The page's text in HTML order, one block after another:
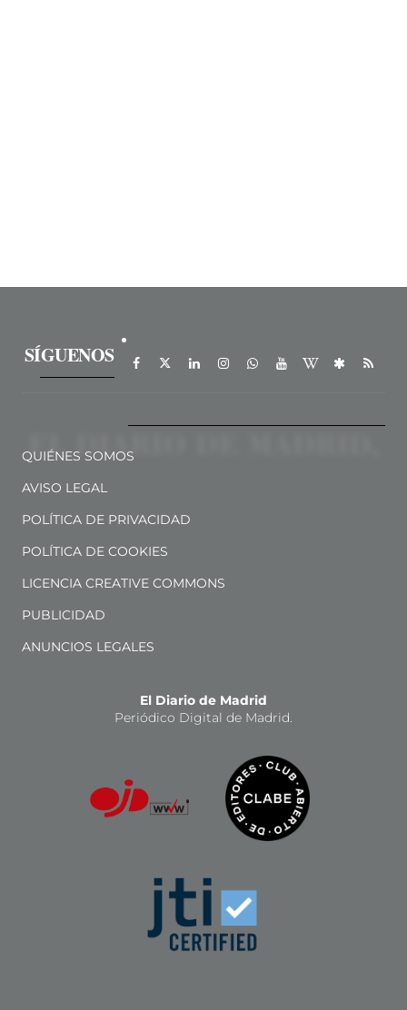
SÍGUENOS
QUIÉNES SOMOS
AVISO LEGAL
POLÍTICA DE PRIVACIDAD
POLÍTICA DE COOKIES
LICENCIA CREATIVE COMMONS
PUBLICIDAD
ANUNCIOS LEGALES
El Diario de Madrid
Periódico Digital de Madrid.